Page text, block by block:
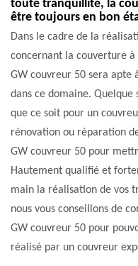
toute tranquillité, la
être toujours en bon
Dans le cadre de la
concernant la couverture à
GW couvreur 50 sera
dans ce domaine.
que ce soit pour un
rénovation ou réparation
GW couvreur 50 pour
Hautement qualifié et
main la réalisation de vos
nous vous conseillons de
GW couvreur 50 pour
réalisé par un couvreur